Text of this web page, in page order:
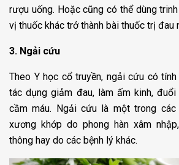
rượu uống. Hoặc cũng có thể dùng
vị thuốc khác trở thành bài thuốc trị đau
3. Ngải cứu
Theo Y học cổ truyền, ngải cứu có
tác dụng giảm đau, làm ấm kinh, đuổi
cầm máu. Ngải cứu là một trong
xương khớp do phong hàn xâm
thông hay do các bệnh lý khác.